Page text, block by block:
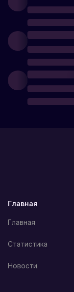
Главная
Главная
Статистика
Новости